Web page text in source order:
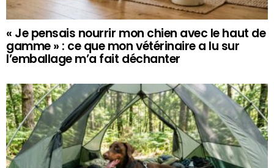
« Je pensais nourrir mon chien avec le haut de
gamme » : ce que mon vétérinaire a lu sur
l’emballage m’a fait déchanter